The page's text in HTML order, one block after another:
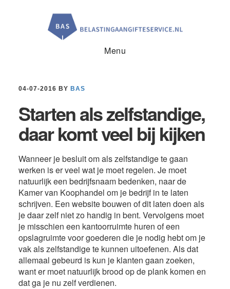
Menu
04-07-2016 BY BAS
Starten als zelfstandige,
daar komt veel bij kijken
Wanneer je besluit om als zelfstandige te gaan
werken is er veel wat je moet regelen. Je moet
natuurlijk een bedrijfsnaam bedenken, naar de
Kamer van Koophandel om je bedrijf in te laten
schrijven. Een website bouwen of dit laten doen als
je daar zelf niet zo handig in bent. Vervolgens moet
je misschien een kantoorruimte huren of een
opslagruimte voor goederen die je nodig hebt om je
vak als zelfstandige te kunnen uitoefenen. Als dat
allemaal gebeurd is kun je klanten gaan zoeken,
want er moet natuurlijk brood op de plank komen en
dat ga je nu zelf verdienen.